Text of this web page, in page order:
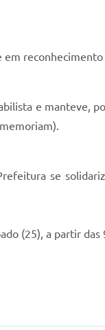
em
e manteve,
se
(25), a partir